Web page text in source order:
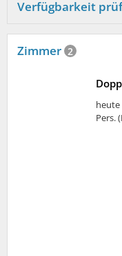
Verfügbarkeit
Zimmer 2
heute
Pers.